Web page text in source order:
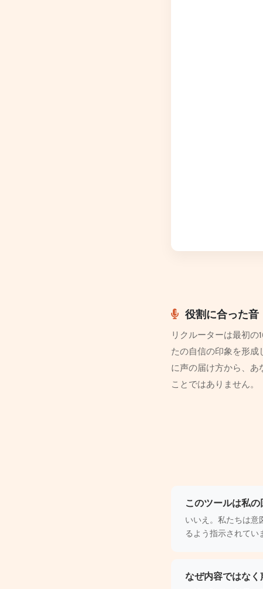
役割に合った音
リクルーターは最初の
たの自信の印象を形成
に声の届け方から、あ
ことではありません。
このツールは私
いいえ。私たちは意
るよう指示されてい
なぜ内容ではな